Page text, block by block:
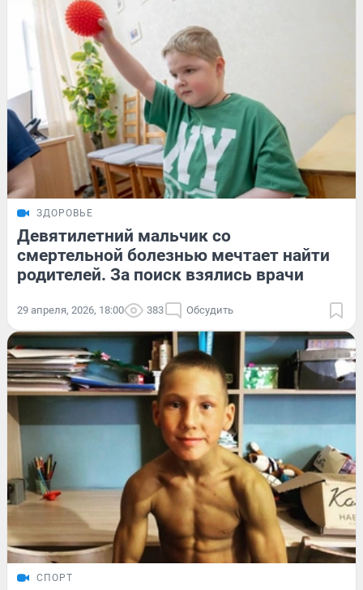
ЗДОРОВЬЕ
Девятилетний мальчик со
смертельной болезнью мечтает найти
родителей. За поиск взялись врачи
29 апреля, 2026, 18:00 383 Обсудить
СПОРТ